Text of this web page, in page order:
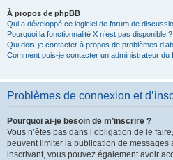
À propos de phpBB
Qui a développé ce logiciel de forum de
Pourquoi la fonctionnalité X n’est pas disponible ?
Qui dois-je contacter à propos de problèmes
Comment puis-je contacter un administrateur du
Problèmes de connexion et
Pourquoi ai-je besoin de m’inscrire ?
Vous n’êtes pas dans l’obligation de le
peuvent limiter la publication de messages
inscrivant, vous pouvez également avoir